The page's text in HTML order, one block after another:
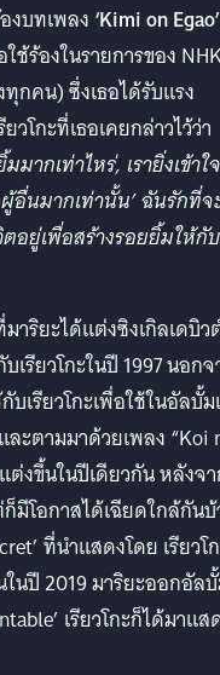
งบทเพลง ‘Kimi on Egao’
ใช้ร้องในรายการของ
ทุกคน) ซึ่งเธอได้รับแรง
โกะที่เธอเคยกล่าวไว้ว่า
มากเท่าไหร่, เรายิ่งเข้าใจ
อื่นมากเท่านั้น’ ฉันรักที่จ
ยู่เพื่อสร้างรอยยิ้มให้กับ
าริยะได้แต่งซิงเกิลเดบิว
บเรียวโกะในปี 1997 นอก
บเรียวโกะเพื่อใช้ในอัลบั้ม
ละตามมาด้วยเพลง “Koi
ต่งขึ้นในปีเดียวกัน หลังจ
มีโอกาสได้เฉียดใกล้กันบ้
ที่นำแสดงโดย เรียวโ
นปี 2019 มาริยะออกอัล
เรียวโกะก็ได้มาแส